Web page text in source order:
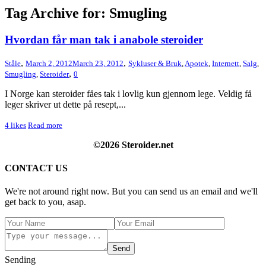
Tag Archive for: Smugling
Hvordan får man tak i anabole steroider
Ståle, March 2, 2012March 23, 2012, Sykluser & Bruk Apotek Internett Salg
Smugling Steroider, 0
I Norge kan steroider fåes tak i lovlig kun gjennom lege. Veldig få
leger skriver ut dette på resept,...
4 likes Read more
©2026 Steroider.net
CONTACT US
We're not around right now. But you can send us an email and we'll
get back to you, asap.
Send
Sending